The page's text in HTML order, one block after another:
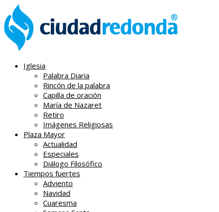
Iglesia
Palabra Diaria
Rincón de la palabra
Capilla de oración
María de Nazaret
Retiro
Imágenes Religiosas
Plaza Mayor
Actualidad
Especiales
Diálogo Filosófico
Tiempos fuertes
Adviento
Navidad
Cuaresma